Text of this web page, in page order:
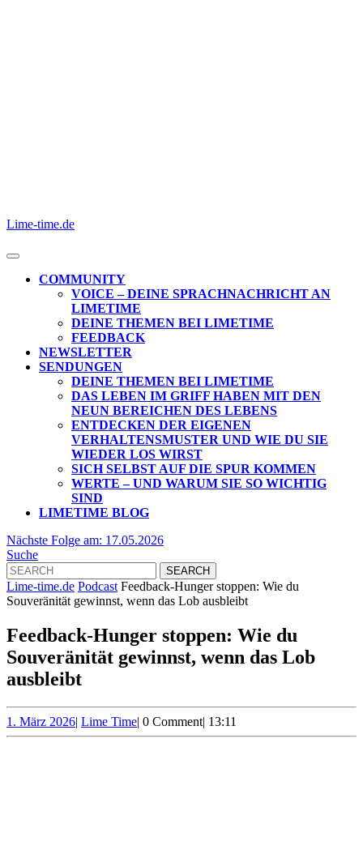
Lime-time.de
Open
ButtonCOMMUNITY
VOICE – DEINE SPRACHNACHRICHT AN
LIMETIME
DEINE THEMEN BEI LIMETIME
FEEDBACK
NEWSLETTER
SENDUNGEN
DEINE THEMEN BEI LIMETIME
DAS LEBEN IM GRIFF HABEN MIT DEN
NEUN BEREICHEN DES LEBENS
ENTDECKEN DER EIGENEN
VERHALTENSMUSTER UND WIE DU SIE
WIEDER LOS WIRST
SICH SELBST AUF DIE SPUR KOMMEN
WERTE – UND WARUM SIE SO WICHTIG
SIND
LIMETIME BLOG
CLOSE
BUTTON
Nächste Folge am: 17.05.2026Nächste
am:
17.05.2026
Suche
Search
for:
Lime-time.de Podcast Feedback-Hunger stoppen: Wie du
Souveränität gewinnst, wenn das Lob ausbleibt
Feedback-Hunger stoppen: Wie du
Souveränität gewinnst, wenn das Lob
ausbleibt
1. März 20261.
März
| Lime TimeLime
Time
| 0 Comment| 13:11